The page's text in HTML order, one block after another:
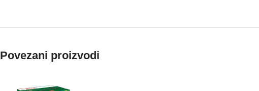
Povezani proizvodi